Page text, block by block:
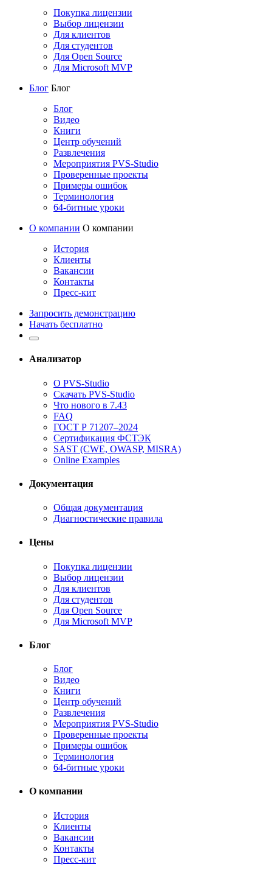
Покупка лицензии
Выбор лицензии
Для клиентов
Для студентов
Для Open Source
Для Microsoft MVP
Блог Блог
Блог
Видео
Книги
Центр обучений
Развлечения
Мероприятия PVS-Studio
Проверенные проекты
Примеры ошибок
Терминология
64-битные уроки
О компании О компании
История
Клиенты
Вакансии
Контакты
Пресс-кит
Запросить демонстрацию
Начать бесплатно
Анализатор
О PVS-Studio
Скачать PVS-Studio
Что нового в 7.43
FAQ
ГОСТ Р 71207–2024
Сертификация ФСТЭК
SAST (CWE, OWASP, MISRA)
Online Examples
Документация
Общая документация
Диагностические правила
Цены
Покупка лицензии
Выбор лицензии
Для клиентов
Для студентов
Для Open Source
Для Microsoft MVP
Блог
Блог
Видео
Книги
Центр обучений
Развлечения
Мероприятия PVS-Studio
Проверенные проекты
Примеры ошибок
Терминология
64-битные уроки
О компании
История
Клиенты
Вакансии
Контакты
Пресс-кит